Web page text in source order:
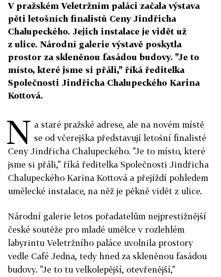
V pražském Veletržním paláci začala výstava
pěti letošních finalistů Ceny Jindřicha
Chalupeckého. Jejich instalace je vidět už
z ulice. Národní galerie výstavě poskytla
prostor za skleněnou fasádou budovy. "Je to
místo, které jsme si přáli," říká ředitelka
Společnosti Jindřicha Chalupeckého Karina
Kottová.
N a staré pražské adrese, ale na novém místě
se od včerejška představují letošní finalisté
Ceny Jindřicha Chalupeckého. "Je to místo, které
jsme si přáli," říká ředitelka Společnosti Jindřicha
Chalupeckého Karina Kottová a přejíždí pohledem
umělecké instalace, na něž je pěkně vidět z ulice.
Národní galerie letos pořadatelům nejprestižnější
české soutěže pro mladé umělce v rozlehlém
labyrintu Veletržního paláce uvolnila prostory
vedle Café Jedna, tedy hned za skleněnou fasádou
budovy. "Je to tu velkolepější, otevřenější,"